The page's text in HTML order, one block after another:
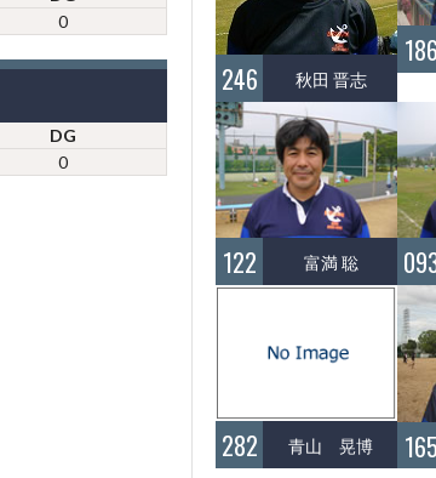
0
DG
0
246 秋田 晋志
186
122 富満 聡
282 青山 晃博 165